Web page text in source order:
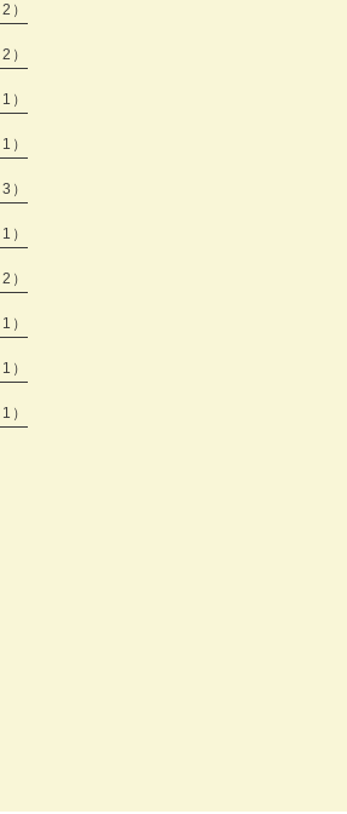
）
）
）
）
）
）
）
）
）
）